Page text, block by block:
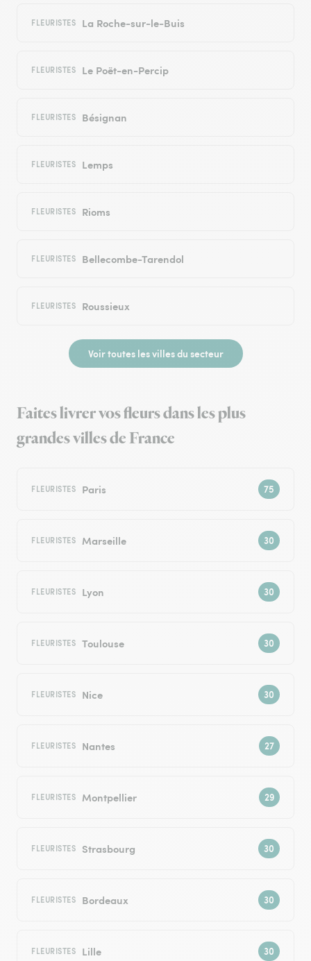
FLEURISTES La Roche-sur-le-Buis
FLEURISTES Le Poët-en-Percip
FLEURISTES Bésignan
FLEURISTES Lemps
FLEURISTES Rioms
FLEURISTES Bellecombe-Tarendol
FLEURISTES Roussieux
Voir toutes les villes du secteur
Faites livrer vos fleurs dans les plus
grandes villes de France
FLEURISTES Paris
FLEURISTES Marseille
FLEURISTES Lyon
FLEURISTES Toulouse
FLEURISTES Nice
FLEURISTES Nantes
FLEURISTES Montpellier
FLEURISTES Strasbourg
FLEURISTES Bordeaux
FLEURISTES Lille